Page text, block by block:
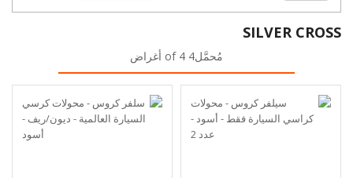
SILVER CROSS
مُحمَّل4 of 4 أغراض